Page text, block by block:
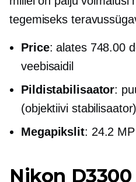
tegemiseks
Price: alates 748.00
veebisaidil
Pildistabilisaator:
(objektiivi stabilisaator)
Megapikslit: 24.2 MP
Nikon D3300